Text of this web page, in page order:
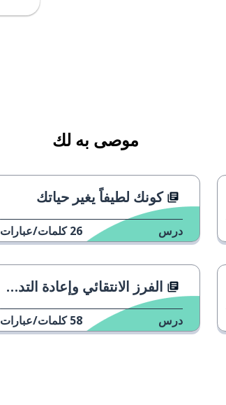
موصى به لك
كونك لطيفاً يغير حياتك
درس 26 كلمات/عبارات
الفرز الانتقائي وإعادة التدوير في عام 2023
درس 58 كلمات/عبارات